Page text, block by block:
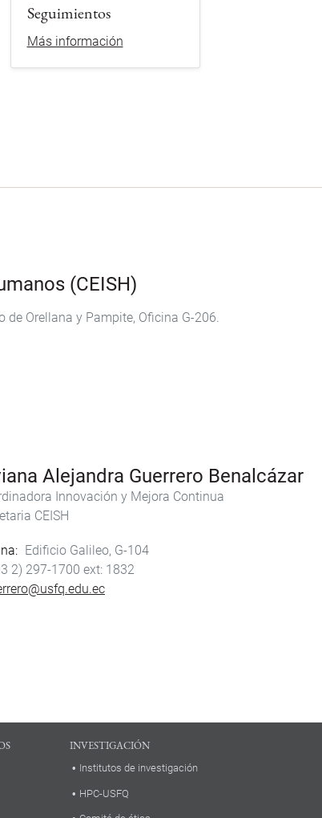
Seguimientos
Más información
(CEISH)
de Orellana y Pampite, Oficina G-206.
Alejandra Guerrero Benalcázar
Innovación y Mejora Continua
CEISH
Edificio Galileo, G-104
2) 297-1700
1832
INVESTIGACIÓN
Institutos de investigación
HPC-USFQ